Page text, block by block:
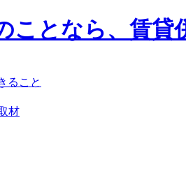
ことなら、賃貸
ること
材